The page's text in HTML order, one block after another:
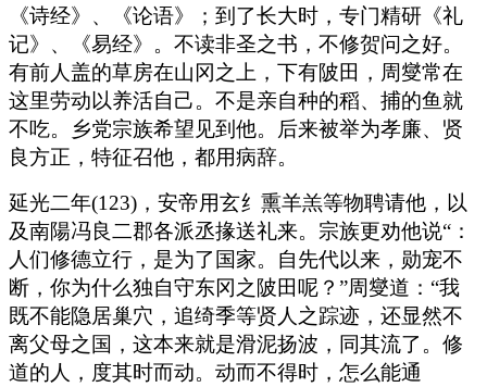
《诗经》、《论语》；到了长大时，专门精研《礼
记》、《易经》。不读非圣之书，不修贺问之好。
有前人盖的草房在山冈之上，下有陂田，周燮常在
这里劳动以养活自己。不是亲自种的稻、捕的鱼就
不吃。乡党宗族希望见到他。后来被举为孝廉、贤
良方正，特征召他，都用病辞。
延光二年(123)，安帝用玄纟熏羊羔等物聘请他，以
及南陽冯良二郡各派丞掾送礼来。宗族更劝他说“：
人们修德立行，是为了国家。自先代以来，勋宠不
断，你为什么独自守东冈之陂田呢？”周燮道：“我
既不能隐居巢穴，追绮季等贤人之踪迹，还显然不
离父母之国，这本来就是滑泥扬波，同其流了。修
道的人，度其时而动。动而不得时，怎么能通